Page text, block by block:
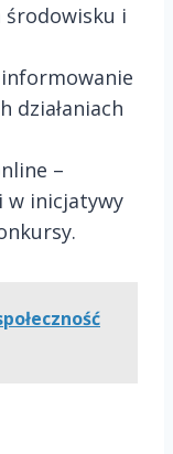
i
działaniach
–
w inicjatywy